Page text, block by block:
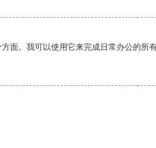
面。我可以使用它来完成日常办公的所